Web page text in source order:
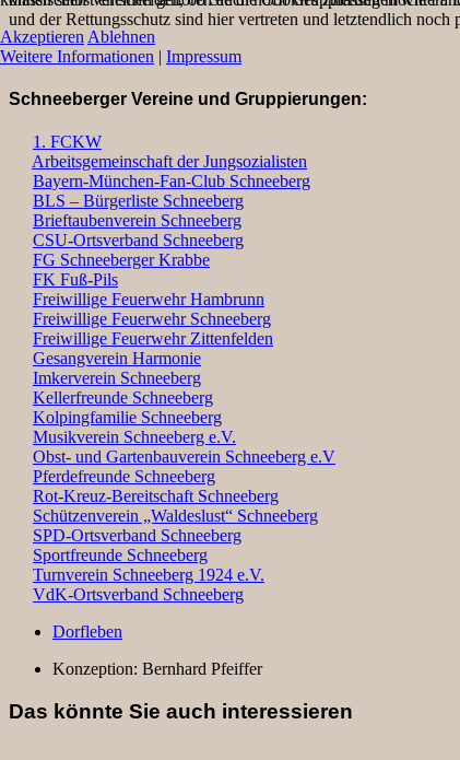
und der Rettungsschutz sind hier vertreten und letztendlich noch
Schneeberger Vereine und Gruppierungen:
1. FCKW
Arbeitsgemeinschaft der Jungsozialisten
Bayern-München-Fan-Club Schneeberg
BLS – Bürgerliste Schneeberg
Brieftaubenverein Schneeberg
CSU-Ortsverband Schneeberg
FG Schneeberger Krabbe
FK Fuß-Pils
Freiwillige Feuerwehr Hambrunn
Freiwillige Feuerwehr Schneeberg
Freiwillige Feuerwehr Zittenfelden
Gesangverein Harmonie
Imkerverein Schneeberg
Kellerfreunde Schneeberg
Kolpingfamilie Schneeberg
Musikverein Schneeberg e.V.
Obst- und Gartenbauverein Schneeberg e.V
Pferdefreunde Schneeberg
Rot-Kreuz-Bereitschaft Schneeberg
Schützenverein „Waldeslust“ Schneeberg
SPD-Ortsverband Schneeberg
Sportfreunde Schneeberg
Turnverein Schneeberg 1924 e.V.
VdK-Ortsverband Schneeberg
Dorfleben
Konzeption: Bernhard Pfeiffer
Das könnte Sie auch interessieren
Akzeptieren Ablehnen
Weitere Informationen | Impressum